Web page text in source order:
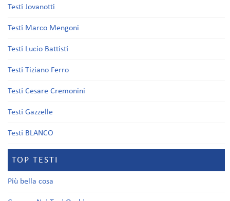
Testi Jovanotti
Testi Marco Mengoni
Testi Lucio Battisti
Testi Tiziano Ferro
Testi Cesare Cremonini
Testi Gazzelle
Testi BLANCO
TOP TESTI
Più bella cosa